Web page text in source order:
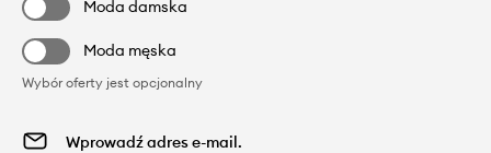
Moda damska
Moda męska
Wybór oferty jest opcjonalny